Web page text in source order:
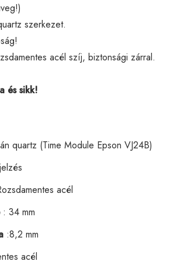
szerkezet.
acél szíj, biztonsági zárral.
és sikk!
quartz (Time Module Epson VJ24B)
acél
: 34 mm
:8,2 mm
acél